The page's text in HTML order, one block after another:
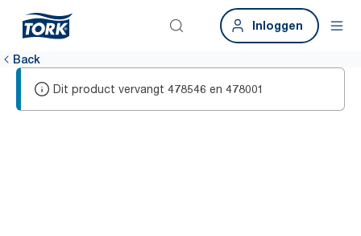
Inloggen
Back
Dit product vervangt 478546 en 478001